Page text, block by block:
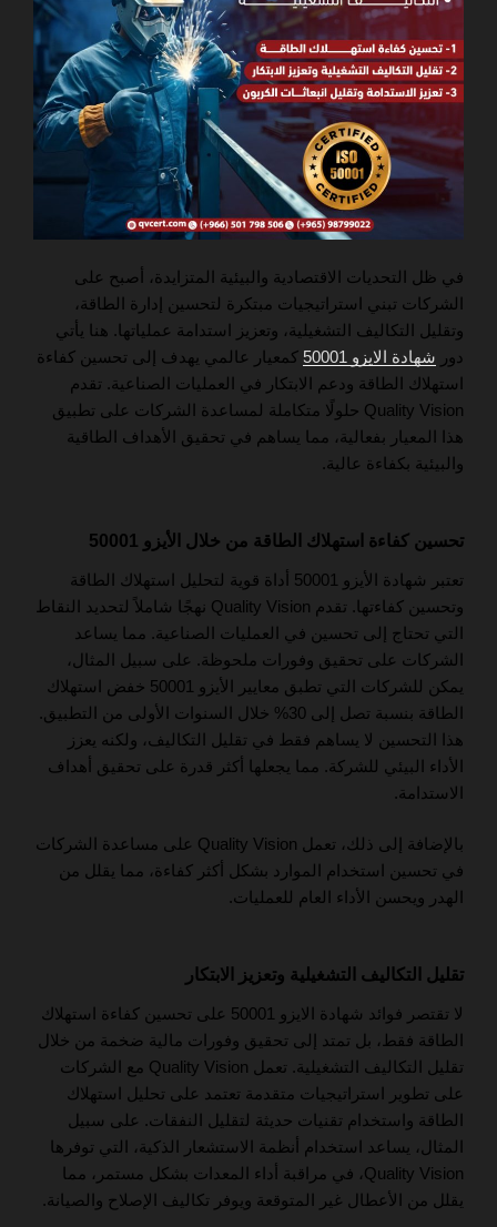
في ظل التحديات الاقتصادية والبيئية المتزايدة، أصبح على
الشركات تبني استراتيجيات مبتكرة لتحسين إدارة الطاقة،
وتقليل التكاليف التشغيلية، وتعزيز استدامة عملياتها. هنا يأتي
دور شهادة الايزو 50001
كمعيار عالمي يهدف إلى تحسين كفاءة
استهلاك الطاقة ودعم الابتكار في العمليات الصناعية. تقدم
Quality Vision حلولًا متكاملة لمساعدة الشركات على تطبيق
هذا المعيار بفعالية، مما يساهم في تحقيق الأهداف الطاقية
والبيئية بكفاءة عالية.
تحسين كفاءة استهلاك الطاقة من خلال الأيزو 50001
تعتبر شهادة الأيزو 50001 أداة قوية لتحليل استهلاك الطاقة
وتحسين كفاءتها. تقدم Quality Vision نهجًا شاملاً لتحديد النقاط
التي تحتاج إلى تحسين في العمليات الصناعية. مما يساعد
الشركات على تحقيق وفورات ملحوظة. على سبيل المثال،
يمكن للشركات التي تطبق معايير الأيزو 50001 خفض استهلاك
الطاقة بنسبة تصل إلى 30% خلال السنوات الأولى من التطبيق.
هذا التحسين لا يساهم فقط في تقليل التكاليف، ولكنه يعزز
الأداء البيئي للشركة. مما يجعلها أكثر قدرة على تحقيق أهداف
الاستدامة.
بالإضافة إلى ذلك، تعمل Quality Vision على مساعدة الشركات
في تحسين استخدام الموارد بشكل أكثر كفاءة، مما يقلل من
الهدر ويحسن الأداء العام للعمليات.
تقليل التكاليف التشغيلية وتعزيز الابتكار
لا تقتصر فوائد شهادة الايزو 50001 على تحسين كفاءة استهلاك
الطاقة فقط، بل تمتد إلى تحقيق وفورات مالية ضخمة من خلال
تقليل التكاليف التشغيلية. تعمل Quality Vision مع الشركات
على تطوير استراتيجيات متقدمة تعتمد على تحليل استهلاك
الطاقة واستخدام تقنيات حديثة لتقليل النفقات. على سبيل
المثال، يساعد استخدام أنظمة الاستشعار الذكية، التي توفرها
Quality Vision، في مراقبة أداء المعدات بشكل مستمر، مما
يقلل من الأعطال غير المتوقعة ويوفر تكاليف الإصلاح والصيانة.